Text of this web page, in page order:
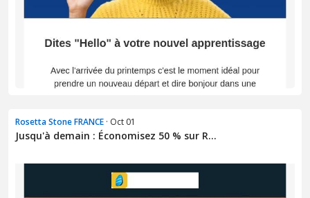
Rosetta Stone FRANCE · Oct 01
Jusqu'à demain : Économisez 50 % sur R...